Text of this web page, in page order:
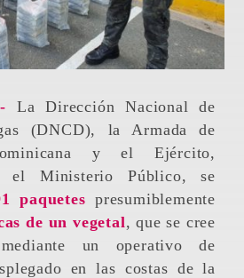
La Dirección Nacional de
(DNCD), la Armada de
y el Ejército,
el Ministerio Público, se
paquetes presumiblemente
de un vegetal, que se cree
un operativo de
en las costas de la